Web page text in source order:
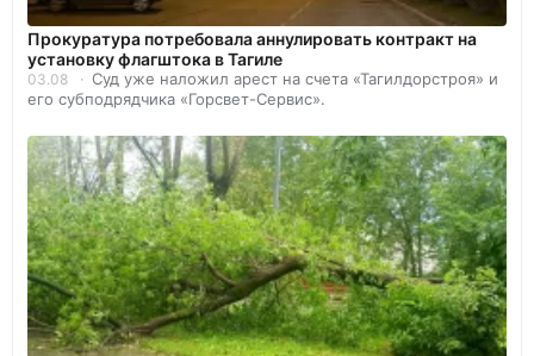
Прокуратура потребовала аннулировать контракт на
установку флагштока в Тагиле
03.08
Суд уже наложил арест на счета «Тагилдорстроя» и
его субподрядчика «Горсвет-Сервис».